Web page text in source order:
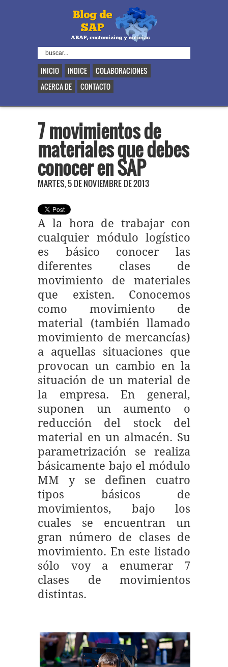
INICIO INDICE
COLABORACIONES
ACERCA DE
CONTACTO
7 movimientos de
materiales que debes
conocer en SAP
MARTES, 5 DE NOVIEMBRE DE 2013
A la hora de trabajar con
cualquier módulo logístico
es básico conocer las
diferentes clases de
movimiento de materiales
que existen. Conocemos
como movimiento de
material (también llamado
movimiento de mercancías)
a aquellas situaciones que
provocan un cambio en la
situación de un material de
la empresa. En general,
suponen un aumento o
reducción del stock del
material en un almacén. Su
parametrización se realiza
básicamente bajo el módulo
MM y se definen cuatro
tipos básicos de
movimientos, bajo los
cuales se encuentran un
gran número de clases de
movimiento. En este listado
sólo voy a enumerar 7
clases de movimientos
distintas.